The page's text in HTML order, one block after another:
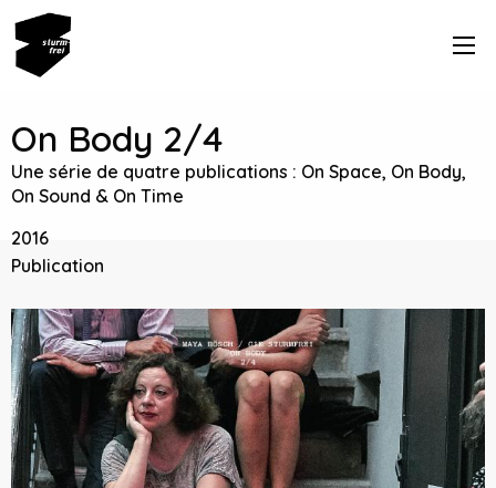
On Body 2/4
Une série de quatre publications : On Space, On Body,
On Sound & On Time
2016
Publication